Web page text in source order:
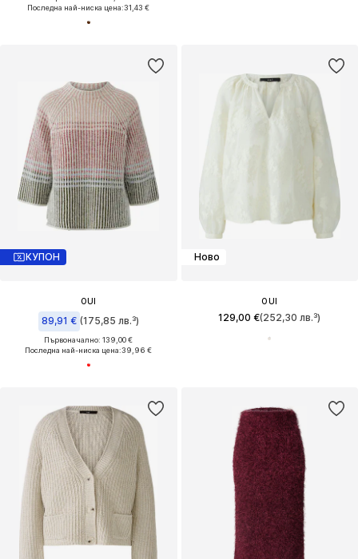
Последна най-ниска цена:31,43 €
КУПОН
OUI
89,91 € (175,85 лв.³)
Първоначално: 139,00 €
Последна най-ниска цена:39,96 €
Ново
OUI
129,00 €(252,30 лв.³)